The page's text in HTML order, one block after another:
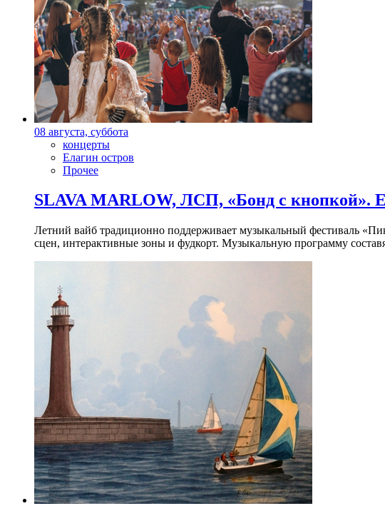
08 августа, суббота
концерты
Елагин остров
Прочее
SLAVA MARLOW, ЛСП, «Бонд с кнопкой».
Летний вайб традиционно поддерживает музыкальный фестиваль
сцен, интерактивные зоны и фудкорт. Музыкальную программу